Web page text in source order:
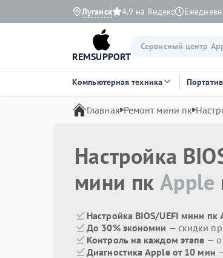
Луганск 4.9 на Яндекс
REMSUPPORT
Сервисный центр
Компьютерная техника
Главная Ремонт мини пк
Настройка
мини пк Apple
Настройка BIOS/UEFI мини пк
До 30% экономии — скидки
Контроль на каждом этапе —
Диагностика Apple от 10 мин